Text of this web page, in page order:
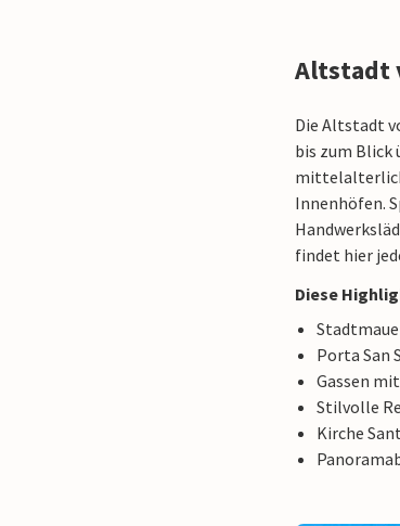
Altstadt
Die Altstadt
bis zum Blick
Innenhöfen.
findet hier
Diese
Porta San
Gassen
Stilvolle
Kirche